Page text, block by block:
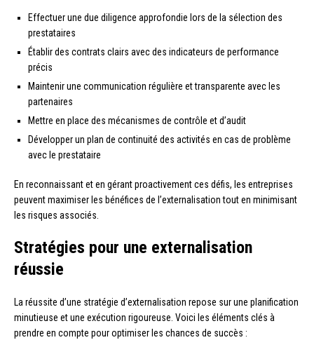
Effectuer une due diligence approfondie lors de la sélection des
prestataires
Établir des contrats clairs avec des indicateurs de performance
précis
Maintenir une communication régulière et transparente avec les
partenaires
Mettre en place des mécanismes de contrôle et d’audit
Développer un plan de continuité des activités en cas de problème
avec le prestataire
En reconnaissant et en gérant proactivement ces défis, les entreprises
peuvent maximiser les bénéfices de l’externalisation tout en minimisant
les risques associés.
Stratégies pour une externalisation
réussie
La réussite d’une stratégie d’externalisation repose sur une planification
minutieuse et une exécution rigoureuse. Voici les éléments clés à
prendre en compte pour optimiser les chances de succès :